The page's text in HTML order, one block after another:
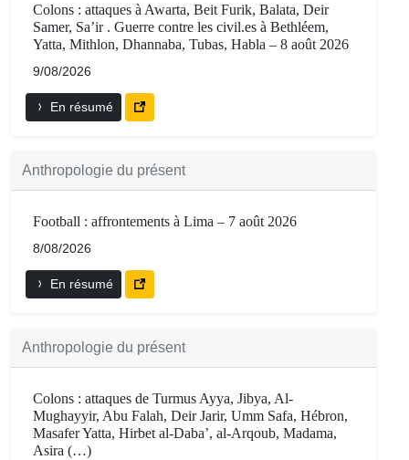
Colons : attaques à Awarta, Beit Furik, Balata, Deir
Samer, Sa’ir . Guerre contre les civil.es à Bethléem,
Yatta, Mithlon, Dhannaba, Tubas, Habla – 8 août 2026
9/08/2026
En résumé
Anthropologie du présent
Football : affrontements à Lima – 7 août 2026
8/08/2026
En résumé
Anthropologie du présent
Colons : attaques de Turmus Ayya, Jibya, Al-
Mughayyir, Abu Falah, Deir Jarir, Umm Safa, Hébron,
Masafer Yatta, Hirbet al-Daba’, al-Arqoub, Madama,
Asira (…)